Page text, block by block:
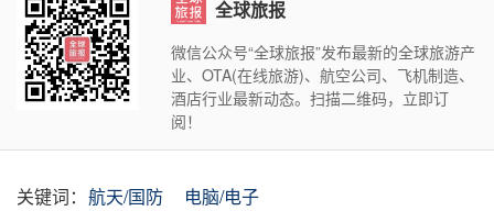
全球旅报
微信公众号“全球旅报”发布最新的全球旅游产
业、OTA(在线旅游)、航空公司、飞机制造、
酒店行业最新动态。扫描二维码，立即订
阅！
关键词： 航天/国防
电脑/电子